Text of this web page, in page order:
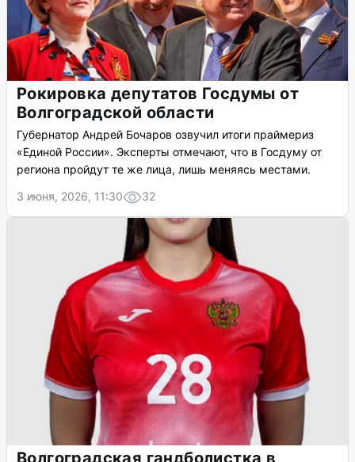
Рокировка депутатов Госдумы от
Волгоградской области
Губернатор Андрей Бочаров озвучил итоги праймериз
«Единой России». Эксперты отмечают, что в Госдуму от
региона пройдут те же лица, лишь меняясь местами.
3 июня, 2026, 11:30
32